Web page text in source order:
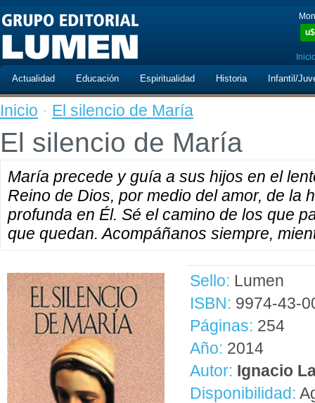
u$
Actualidad Educación Espiritualidad Historia Infantil/
Inicio · El silencio de María
El silencio de María
María precede y guía a sus hijos en el
Reino de Dios, por medio del amor, de la
profunda en Él. Sé el camino de los que
que quedan. Acompáñanos siempre,
Sello: Lumen
ISBN: 9974-43-
Páginas: 254
Año: 2014
Autor: Ignacio
Disponibilidad: